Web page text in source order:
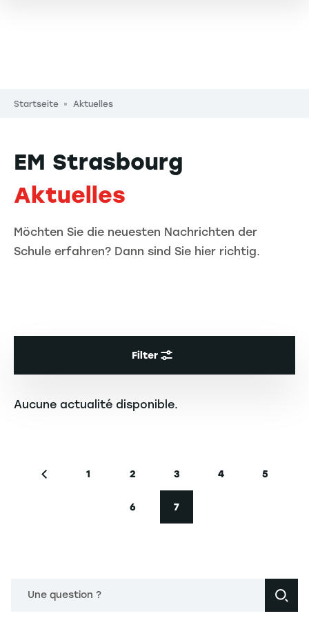
Pfadnavigation
Startseite Aktuelles
EM Strasbourg
Aktuelles
Möchten Sie die neuesten Nachrichten der
Schule erfahren? Dann sind Sie hier richtig.
Filter
Aucune actualité disponible.
Vorherige Seite
Seite
1
Seite
2
Seite
3
Seite
4
Seite
5
Seite
6
Aktuelle Seite
7
Une question ?